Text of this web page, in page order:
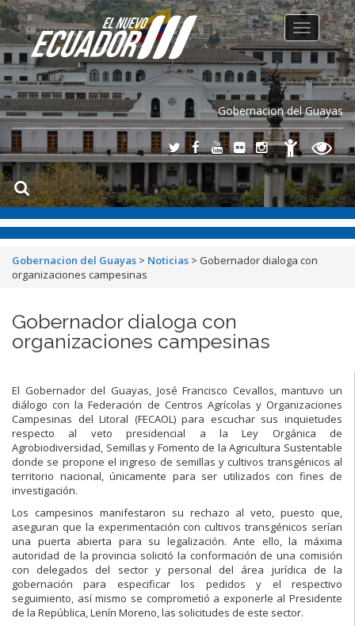
Gobernacion del Guayas
Toggle
navigation
Gobernacion del Guayas > Noticias > Gobernador dialoga con
organizaciones campesinas
Gobernador dialoga con
organizaciones campesinas
El Gobernador del Guayas, José Francisco Cevallos, mantuvo un
diálogo con la Federación de Centros Agrícolas y Organizaciones
Campesinas del Litoral (FECAOL) para escuchar sus inquietudes
respecto al veto presidencial a la Ley Orgánica de
Agrobiodiversidad, Semillas y Fomento de la Agricultura Sustentable
donde se propone el ingreso de semillas y cultivos transgénicos al
territorio nacional, únicamente para ser utilizados con fines de
investigación.
Los campesinos manifestaron su rechazo al veto, puesto que,
aseguran que la experimentación con cultivos transgénicos serían
una puerta abierta para su legalización. Ante ello, la máxima
autoridad de la provincia solicitó la conformación de una comisión
con delegados del sector y personal del área jurídica de la
gobernación para especificar los pedidos y el respectivo
seguimiento, así mismo se comprometió a exponerle al Presidente
de la República, Lenín Moreno, las solicitudes de este sector.